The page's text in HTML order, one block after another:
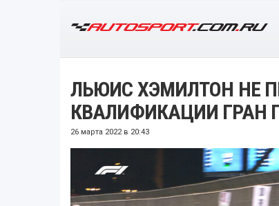
ЛЬЮИС ХЭМИЛТОН НЕ
КВАЛИФИКАЦИИ ГРАН
26 марта 2022 в 20:43